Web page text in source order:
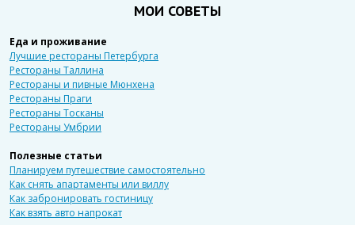
МОИ СОВЕТЫ
Еда и проживание
Лучшие рестораны Петербурга
Рестораны Таллина
Рестораны и пивные Мюнхена
Рестораны Праги
Рестораны Тосканы
Рестораны Умбрии
Полезные статьи
Планируем путешествие самостоятельно
Как снять апартаменты или виллу
Как забронировать гостиницу
Как взять авто напрокат